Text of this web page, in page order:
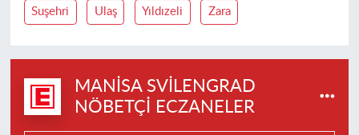
Suşehri Ulaş Yıldızeli Zara
MANISA SVILENGRAD
NÖBETÇI ECZANELER